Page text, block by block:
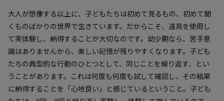
大人が想像する以上に、子どもたちは初めて見るもの、初めて聞
くものばかりの世界で生きています。だからこそ、道具を使用し
て実体験し、納得することが大切なのです。幼少期なら、苦手意
識はありませんから、楽しい記憶が残りやすくなります。子ども
たちの典型的な行動のひとつとして、同じことを繰り返す、とい
うことがあります。これは何度も何度も試して確認し、その結果
に納得することを「心地良い」と感じているということ。子ども